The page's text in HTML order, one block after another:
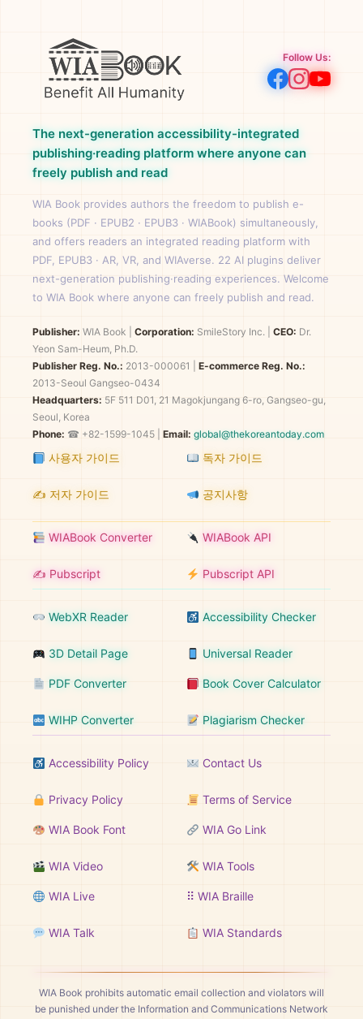
Follow Us:
The next-generation accessibility-integrated
publishing·reading platform where anyone can
freely publish and read
WIA Book provides authors the freedom to publish e-
books (PDF · EPUB2 · EPUB3 · WIABook) simultaneously,
and offers readers an integrated reading platform with
PDF, EPUB3 · AR, VR, and WIAverse. 22 AI plugins deliver
next-generation publishing·reading experiences. Welcome
to WIA Book where anyone can freely publish and read.
Publisher: WIA Book Corporation: SmileStory Inc. CEO: Dr.
Yeon Sam-Heum, Ph.D.
Publisher Reg. No.: 2013-000061
E-commerce Reg. No.:
2013-Seoul Gangseo-0434
Headquarters: 5F 511 D01, 21 Magokjungang 6-ro, Gangseo-gu,
Seoul, Korea
Phone: ☎ +82-1599-1045 | Email: global@thekoreantoday.com
사용자 가이드 독자 가이드
✍️ 저자 가이드 공지사항
WIABook Converter WIABook API
✍️ Pubscript Pubscript API
WebXR Reader Accessibility Checker
3D Detail Page Universal Reader
PDF Converter Book Cover Calculator
WIHP Converter Plagiarism Checker
Accessibility Policy Contact Us
Privacy Policy Terms of Service
WIA Book Font WIA Go Link
WIA Video WIA Tools
WIA Live ⠿ WIA Braille
WIA Talk WIA Standards
WIA Book prohibits automatic email collection and violators will
be punished under the Information and Communications Network